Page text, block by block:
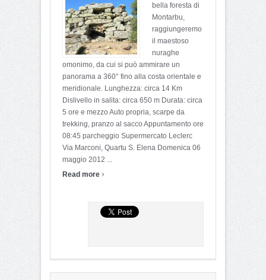
bella foresta di
Montarbu,
raggiungeremo
il maestoso
nuraghe
omonimo, da cui si può ammirare un
panorama a 360° fino alla costa orientale e
meridionale. Lunghezza: circa 14 Km
Dislivello in salita: circa 650 m Durata: circa
5 ore e mezzo Auto propria, scarpe da
trekking, pranzo al sacco Appuntamento ore
08:45 parcheggio Supermercato Leclerc
Via Marconi, Quartu S. Elena Domenica 06
maggio 2012 ...
Read more ›